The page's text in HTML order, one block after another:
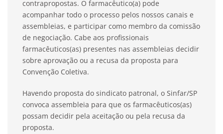
contrapropostas. O farmacêutico(a) pode
acompanhar todo o processo pelos nossos canais e
assembleias, e participar como membro da comissão
de negociação. Cabe aos profissionais
farmacêuticos(as) presentes nas assembleias decidir
sobre aprovação ou a recusa da proposta para
Convenção Coletiva.
Havendo proposta do sindicato patronal, o Sinfar/SP
convoca assembleia para que os farmacêuticos(as)
possam decidir pela aceitação ou pela recusa da
proposta.